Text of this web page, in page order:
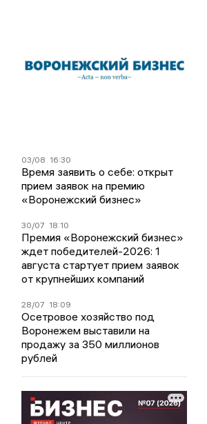
03/08 16:30
Время заявить о себе: открыт
прием заявок на премию
«Воронежский бизнес»
30/07 18:10
Премия «Воронежский бизнес»
ждет победителей-2026: 1
августа стартует прием заявок
от крупнейших компаний
28/07 18:09
Осетровое хозяйство под
Воронежем выставили на
продажу за 350 миллионов
рублей